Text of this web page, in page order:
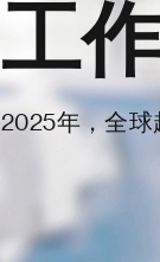
工
2025年，全球